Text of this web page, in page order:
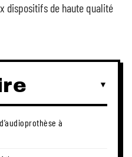
dispositifs de haute qualité
à